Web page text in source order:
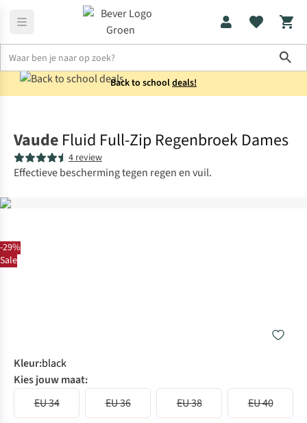
Back to schooldeals!
-29%
Sale
Vaude Fluid Full-Zip Regenbroek Dames
4 review
Effectieve bescherming tegen regen en vuil.
Kleur:black
Kies jouw maat:
EU 34
EU 36 EU 38 EU 40